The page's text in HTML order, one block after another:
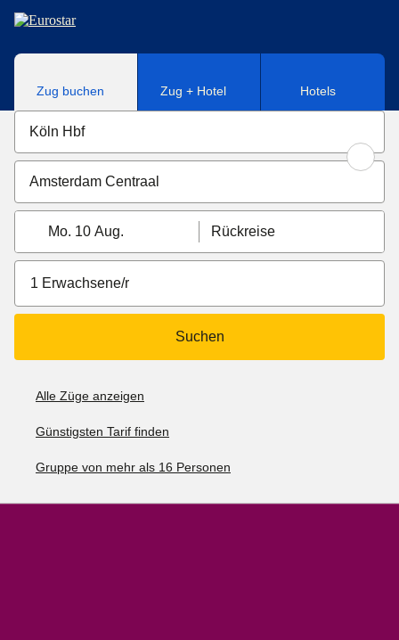
Direkt zum Hauptinhalt
Zug buchen Zug + Hotel Hotels
Mo. 10 Aug. Rückreise
1 Erwachsene/r
Suchen
Alle Züge anzeigen
Günstigsten Tarif finden
Gruppe von mehr als 16 Personen